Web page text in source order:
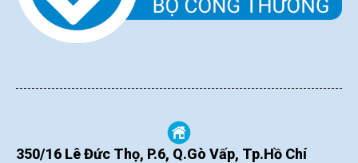
350/16 Lê Đức Thọ, P.6, Q.Gò Vấp, Tp.Hồ Chí